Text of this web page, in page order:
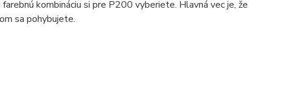
kombináciu si pre P200 vyberiete. Hlavná vec je, že
sa pohybujete.